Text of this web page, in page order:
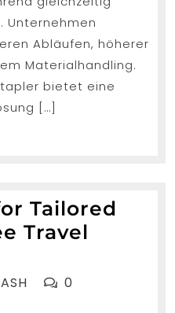
Unternehmen
Abläufen, höherer
Materialhandling.
bietet eine
[…]
Tailored
Travel
ASH ASH
0